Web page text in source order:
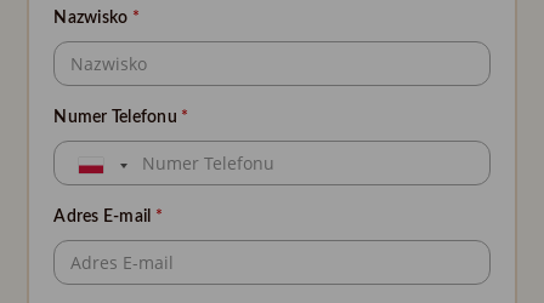
Nazwisko *
Numer Telefonu *
Adres E-mail *